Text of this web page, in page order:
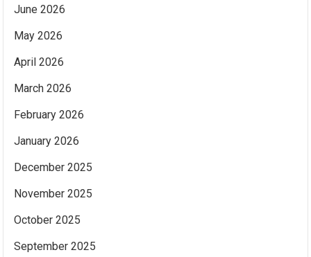
June 2026
May 2026
April 2026
March 2026
February 2026
January 2026
December 2025
November 2025
October 2025
September 2025